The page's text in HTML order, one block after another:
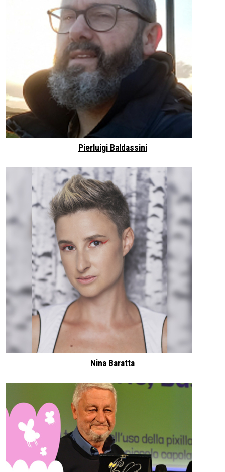
Pierluigi Baldassini
Nina Baratta